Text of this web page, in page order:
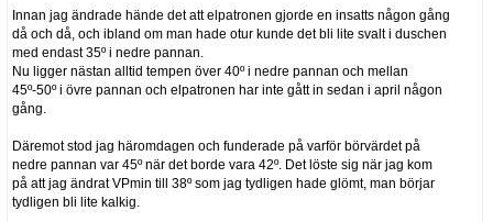
Innan jag ändrade hände det att elpatronen gjorde en insatts någon gång
då och då, och ibland om man hade otur kunde det bli lite svalt i duschen
med endast 35º i nedre pannan.
Nu ligger nästan alltid tempen över 40º i nedre pannan och mellan
45º-50º i övre pannan och elpatronen har inte gått in sedan i april någon
gång.
Däremot stod jag häromdagen och funderade på varför börvärdet på
nedre pannan var 45º när det borde vara 42º. Det löste sig när jag kom
på att jag ändrat VPmin till 38º som jag tydligen hade glömt, man börjar
tydligen bli lite kalkig.